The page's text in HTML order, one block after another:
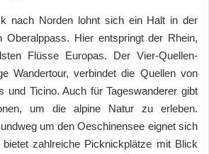
nach Norden lohnt sich ein Halt in der
Oberalppass. Hier entspringt der Rhein,
Flüsse Europas. Der Vier-Quellen-
Wandertour, verbindet die Quellen von
und Ticino. Auch für Tageswanderer gibt
um die alpine Natur zu erleben.
um den Oeschinensee eignet sich
zahlreiche Picknickplätze mit Blick